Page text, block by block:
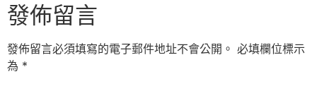
發佈留言
發佈留言必須填寫的電子郵件地址不會公開。 必填欄位標示
為 *